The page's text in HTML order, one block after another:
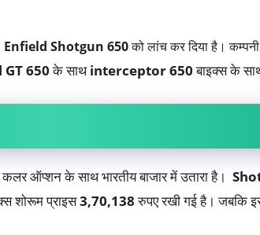
Enfield Shotgun 650को लांच कर दिया है।
650के साथinterceptor 650बाइक्स के
ऑप्शन के साथ भारतीय बाजार में उतारा है।
शोरूम प्राइस3,70,138रुपए रखी गई है। जबकि